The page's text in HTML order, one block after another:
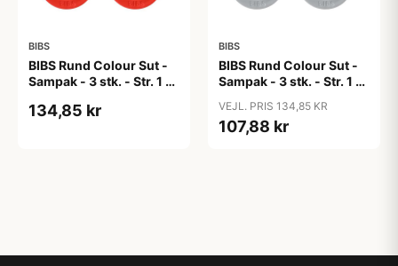
BIBS
BIBS Rund Colour Sut -
Sampak - 3 stk. - Str. 1 -
134,85 kr
BIBS
BIBS Rund Colour Sut -
Sampak - 3 stk. - Str. 1 -
VEJL. PRIS 134,85 KR
107,88 kr